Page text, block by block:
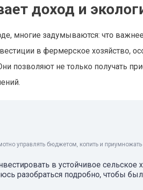
доход и
многие задумываются: что
в фермерское хозяйство,
позволяют не только получать
управлять бюджетом, копить и приумножать
в устойчивое сельское
разобраться подробно, чтобы